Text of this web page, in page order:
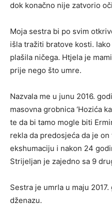
dok konačno nije zatvorio
Moja sestra bi po svim
išla tražiti bratove kosti.
plašila ničega. Htjela je
prije nego što umre.
Nazvala me u junu 2016.
masovna grobnica ‘Hozića
te da bi tamo mogle biti
rekla da predosjeća da je on
ekshumaciju i nakon 24
Strijeljan je zajedno sa 9
Sestra je umrla u maju
dženazu.